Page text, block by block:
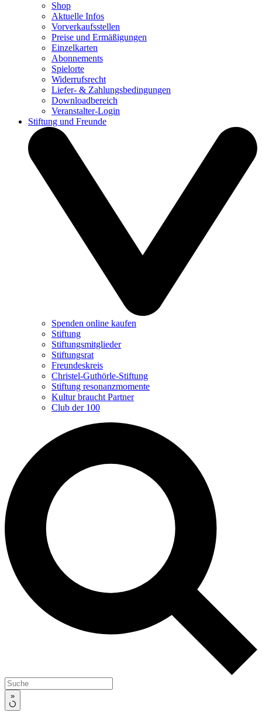
Shop
Aktuelle Infos
Vorverkaufsstellen
Preise und Ermäßigungen
Einzelkarten
Abonnements
Spielorte
Widerrufsrecht
Liefer- & Zahlungsbedingungen
Downloadbereich
Veranstalter-Login
Stiftung und Freunde
Spenden online kaufen
Stiftung
Stiftungsmitglieder
Stiftungsrat
Freundeskreis
Christel-Guthörle-Stiftung
Stiftung resonanzmomente
Kultur braucht Partner
Club der 100
»